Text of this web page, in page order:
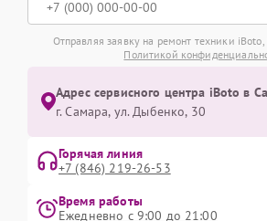
Отправляя заявку на ремонт техники
Политикой
Адрес сервисного центра iBoto в
г. Самара, ул. Дыбенко, 30
Горячая линия
+7 (846) 219-26-53
Время работы
Ежедневно с 9:00 до 21:00